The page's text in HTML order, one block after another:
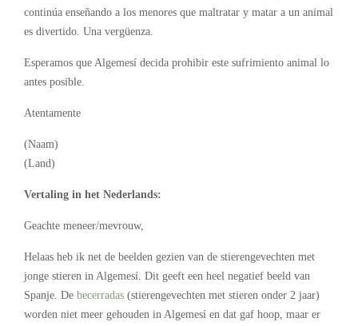
continúa enseñando a los menores que maltratar y matar a un animal
es divertido. Una vergüenza.
Esperamos que Algemesí decida prohibir este sufrimiento animal lo
antes posible.
Atentamente
(Naam)
(Land)
Vertaling in het Nederlands:
Geachte meneer/mevrouw,
Helaas heb ik net de beelden gezien van de stierengevechten met
jonge stieren in Algemesí. Dit geeft een heel negatief beeld van
Spanje. De becerradas (stierengevechten met stieren onder 2 jaar)
worden niet meer gehouden in Algemesí en dat gaf hoop, maar er